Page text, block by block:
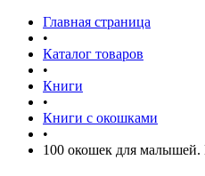
Главная страница
•
Каталог товаров
•
Книги
•
Книги с окошками
•
100 окошек для малышей.